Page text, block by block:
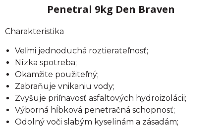
Penetral 9kg Den Braven
Charakteristika
Veľmi jednoduchá roztierateľnosť;
Nízka spotreba;
Okamžite použiteľný;
Zabraňuje vnikaniu vody;
Zvyšuje priľnavosť asfaltových hydroizolácii;
Výborná hĺbková penetračná schopnosť;
Odolný voči slabým kyselinám a zásadám;